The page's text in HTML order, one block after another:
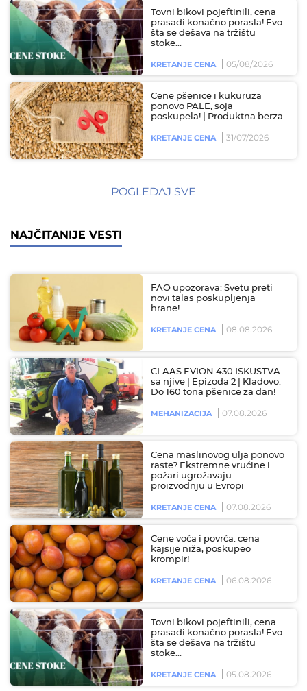
Tovni bikovi pojeftinili, cena
prasadi konačno porasla! Evo
šta se dešava na tržištu
stoke...
KRETANJE CENA 05/08/2026
Cene pšenice i kukuruza
ponovo PALE, soja
poskupela! | Produktna berza
KRETANJE CENA 31/07/2026
POGLEDAJ SVE
NAJČITANIJE VESTI
FAO upozorava: Svetu preti
novi talas poskupljenja
hrane!
KRETANJE CENA 08.08.2026
CLAAS EVION 430 ISKUSTVA
sa njive | Epizoda 2 | Kladovo:
Do 160 tona pšenice za dan!
MEHANIZACIJA 07.08.2026
Cena maslinovog ulja ponovo
raste? Ekstremne vrućine i
požari ugrožavaju
proizvodnju u Evropi
KRETANJE CENA 07.08.2026
Cene voća i povrća: cena
kajsije niža, poskupeo
krompir!
KRETANJE CENA 06.08.2026
Tovni bikovi pojeftinili, cena
prasadi konačno porasla! Evo
šta se dešava na tržištu
stoke…
KRETANJE CENA 05.08.2026